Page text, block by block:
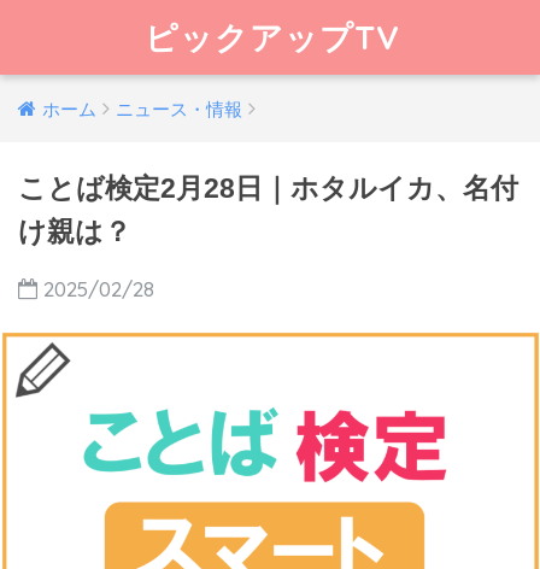
ピックアップTV
ホーム ニュース・情報
ことば検定2月28日｜ホタルイカ、名付
け親は？
2025/02/28